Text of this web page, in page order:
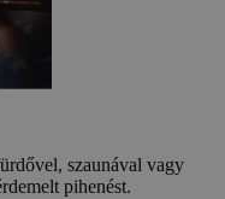
szaunával vagy
pihenést.